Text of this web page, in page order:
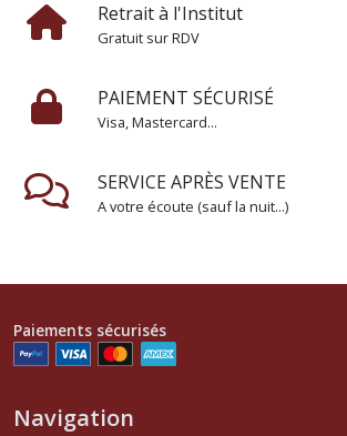
Retrait à l'Institut
Gratuit sur RDV
PAIEMENT SÉCURISÉ
Visa, Mastercard...
SERVICE APRÈS VENTE
A votre écoute (sauf la nuit...)
Paiements sécurisés
Navigation